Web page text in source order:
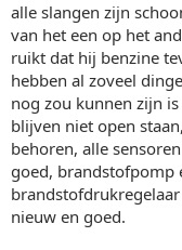
alle slangen zijn
van het een op het
ruikt dat hij benzine
hebben al zoveel
nog zou kunnen zijn
blijven niet open
behoren, alle
goed, brandstofpomp
nieuw en goed.